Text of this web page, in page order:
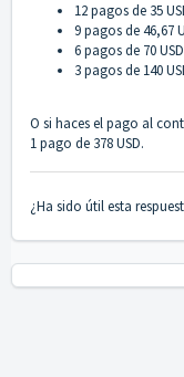
12 pagos de 35
9 pagos de 46,67
6 pagos de 70
3 pagos de 140
O si haces el pago al
1 pago de 378 USD.
¿Ha sido útil esta